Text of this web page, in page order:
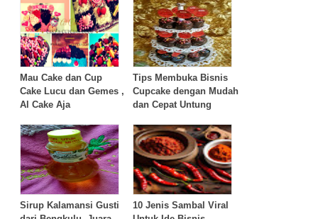
Mau Cake dan Cup
Cake Lucu dan Gemes ,
Al Cake Aja
Tips Membuka Bisnis
Cupcake dengan Mudah
dan Cepat Untung
Sirup Kalamansi Gusti
10 Jenis Sambal Viral